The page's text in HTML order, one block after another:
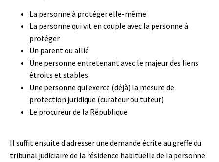
La personne à protéger elle-même
La personne qui viten couple avec la personne à
protéger
Un parent ou allié
Une personne entretenant avec le majeur des liens
étroits et stables
Une personne qui exerce (déjà) la mesure de
protection juridique (curateur ou tuteur)
Le procureur de la République
Il suffit ensuite d’adresser une demande écrite au greffe du
tribunal judiciaire de la résidence habituelle de la personne